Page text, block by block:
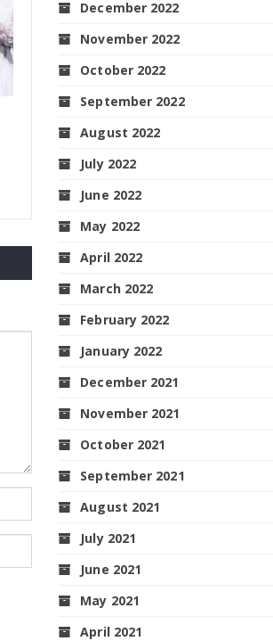
December 2022
November 2022
October 2022
September 2022
August 2022
July 2022
June 2022
May 2022
April 2022
March 2022
February 2022
January 2022
December 2021
November 2021
October 2021
September 2021
August 2021
July 2021
June 2021
May 2021
April 2021